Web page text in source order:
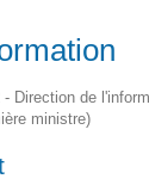
Direction de
ministre)